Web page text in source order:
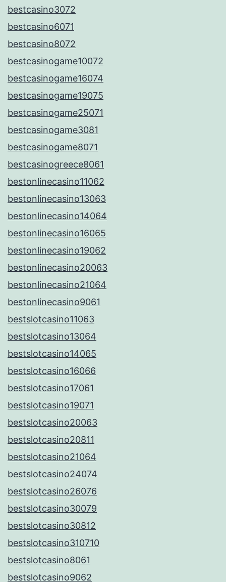
bestcasino3072
bestcasino6071
bestcasino8072
bestcasinogame10072
bestcasinogame16074
bestcasinogame19075
bestcasinogame25071
bestcasinogame3081
bestcasinogame8071
bestcasinogreece8061
bestonlinecasino11062
bestonlinecasino13063
bestonlinecasino14064
bestonlinecasino16065
bestonlinecasino19062
bestonlinecasino20063
bestonlinecasino21064
bestonlinecasino9061
bestslotcasino11063
bestslotcasino13064
bestslotcasino14065
bestslotcasino16066
bestslotcasino17061
bestslotcasino19071
bestslotcasino20063
bestslotcasino20811
bestslotcasino21064
bestslotcasino24074
bestslotcasino26076
bestslotcasino30079
bestslotcasino30812
bestslotcasino310710
bestslotcasino8061
bestslotcasino9062